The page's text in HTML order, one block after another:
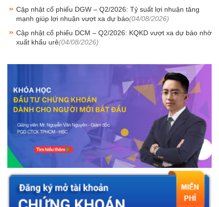
Cập nhật cổ phiếu DGW – Q2/2026: Tỷ suất lợi nhuận tăng
mạnh giúp lợi nhuận vượt xa dự báo(04/08/2026)
Cập nhật cổ phiếu DCM – Q2/2026: KQKD vượt xa dự báo nhờ
xuất khẩu urê(04/08/2026)